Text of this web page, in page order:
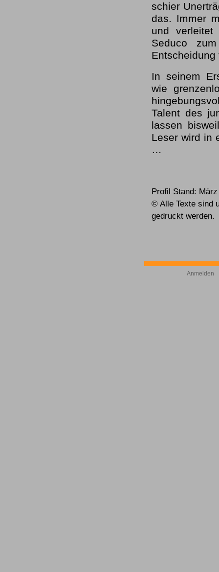
schier
das. Immer
und
Seduco
In seinem
wie
Talent des
lassen
Leser wird in
…
Profil Stand:
© Alle Texte sind
gedruckt werden.
Anmelden